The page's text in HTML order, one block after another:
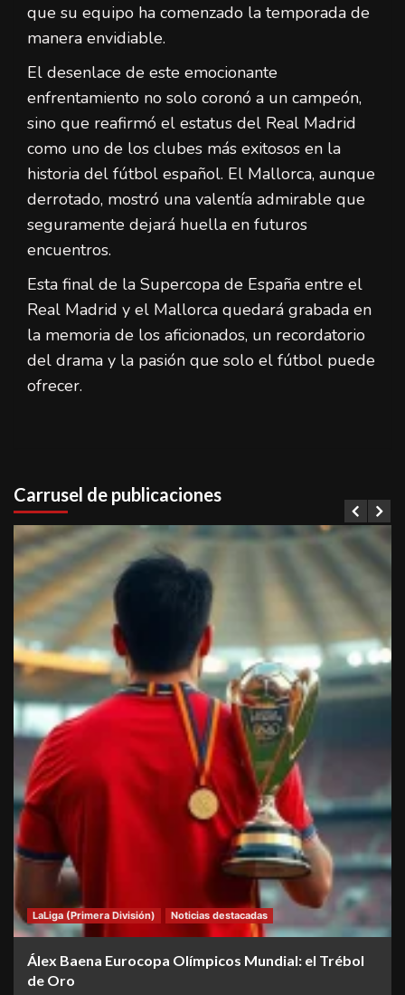
que su equipo ha comenzado la temporada de
manera envidiable.
El desenlace de este emocionante
enfrentamiento no solo coronó a un campeón,
sino que reafirmó el estatus del Real Madrid
como uno de los clubes más exitosos en la
historia del fútbol español. El Mallorca, aunque
derrotado, mostró una valentía admirable que
seguramente dejará huella en futuros
encuentros.
Esta final de la Supercopa de España entre el
Real Madrid y el Mallorca quedará grabada en
la memoria de los aficionados, un recordatorio
del drama y la pasión que solo el fútbol puede
ofrecer.
Carrusel de publicaciones
LaLiga (Primera División) Noticias destacadas
Álex Baena Eurocopa Olímpicos Mundial: el Trébol
de Oro